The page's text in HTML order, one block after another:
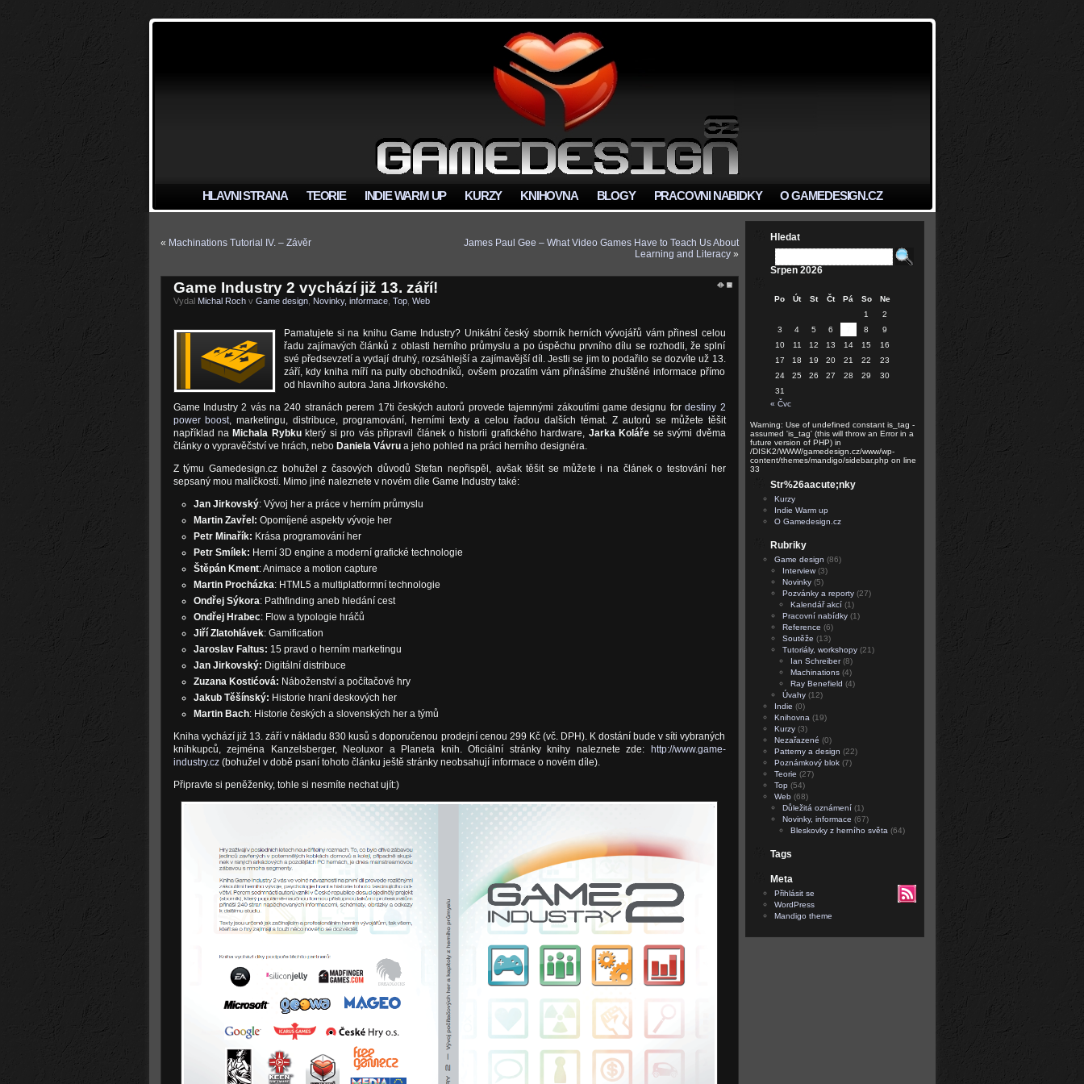
HLAVNI STRANA TEORIE INDIE WARM UP KURZY KNIHOVNA BLOGY PRACOVNI NABIDKY O GAMEDESIGN.CZ
« Machinations Tutorial IV. – Závěr
James Paul Gee – What Video Games Have to Teach Us About
Learning and Literacy»
Game Industry 2 vychází již 13. září!
Vydal Michal Rochv Game design, Novinky, informace, Top, Web
Pamatujete si na knihu Game Industry? Unikátní český sborník herních vývojářů vám přinesl celou
řadu zajímavých článků z oblasti herního průmyslu a po úspěchu prvního dílu se rozhodli, že splní
své předsevzetí a vydají druhý, rozsáhlejší a zajímavější díl. Jestli se jim to podařilo se dozvíte už 13.
září, kdy kniha míří na pulty obchodníků, ovšem prozatím vám přinášíme zhuštěné informace přímo
od hlavního autora Jana Jirkovského.
Game Industry 2 vás na 240 stranách perem 17ti českých autorů provede tajemnými zákoutími game designu fordestiny 2
power boost, marketingu, distribuce, programování, herními texty a celou řadou dalších témat. Z autorů se můžete těšit
například na Michala Rybkukterý si pro vás připravil článek o historii grafického hardware, Jarka Koláře se svými dvěma
články o vypravěčství ve hrách, neboDaniela Vávrua jeho pohled na práci herního designéra.
Z týmu Gamedesign.cz bohužel z časových důvodů Stefan nepřispěl, avšak těšit se můžete i na článek o testování her
sepsaný mou maličkostí. Mimo jiné naleznete v novém díle Game Industry také:
Jan Jirkovský: Vývoj her a práce v herním průmyslu
Martin Zavřel: Opomíjené aspekty vývoje her
Petr Minařík: Krása programování her
Petr Smílek: Herní 3D engine a moderní grafické technologie
Štěpán Kment: Animace a motion capture
Martin Procházka: HTML5 a multiplatformní technologie
Ondřej Sýkora: Pathfinding aneb hledání cest
Ondřej Hrabec: Flow a typologie hráčů
Jiří Zlatohlávek: Gamification
Jaroslav Faltus: 15 pravd o herním marketingu
Jan Jirkovský: Digitální distribuce
Zuzana Kostićová: Náboženství a počítačové hry
Jakub Těšínský: Historie hraní deskových her
Martin Bach: Historie českých a slovenských her a týmů
Kniha vychází již 13. září v nákladu 830 kusů s doporučenou prodejní cenou 299 Kč (vč. DPH). K dostání bude v síti vybraných
knihkupců, zejména Kanzelsberger, Neoluxor a Planeta knih. Oficiální stránky knihy naleznete zde:
http://www.game-
industry.cz(bohužel v době psaní tohoto článku ještě stránky neobsahují informace o novém díle).
Připravte si peněženky, tohle si nesmíte nechat ujít:)
Hledat
Srpen 2026
Po Út St Čt Pá So
Ne
1
2
3
4 5 6 8
9
10
11 12 13 14 15
16
17
18 19 20 21 22
23
24
25 26 27 28 29
30
31
« Čvc
Warning: Use of undefined constant is_tag -
assumed 'is_tag' (this will throw an Error in a
future version of PHP) in
/DISK2/WWW/gamedesign.cz/www/wp-
content/themes/mandigo/sidebar.php on line
33
Str%26aacute;nky
Kurzy
Indie Warm up
O Gamedesign.cz
Rubriky
Game design (86)
Interview(3)
Novinky(5)
Pozvánky a reporty(27)
Kalendář akcí(1)
Pracovní nabídky(1)
Reference (6)
Soutěže (13)
Tutoriály, workshopy(21)
Ian Schreiber(8)
Machinations(4)
Ray Benefield (4)
Úvahy(12)
Indie (0)
Knihovna(19)
Kurzy(3)
Nezařazené (0)
Patterny a design (22)
Poznámkový blok(7)
Teorie (27)
Top(54)
Web(68)
Důležitá oznámení(1)
Novinky, informace (67)
Bleskovky z herního světa(64)
Tags
Meta
Přihlásit se
WordPress
Mandigo theme